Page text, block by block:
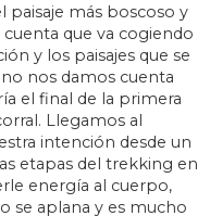
paisaje más boscoso y
cuenta que va cogiendo
y los paisajes que se
nos damos cuenta
el final de la primera
Llegamos al
intención desde un
etapas del trekking en
energía al cuerpo,
se aplana y es mucho